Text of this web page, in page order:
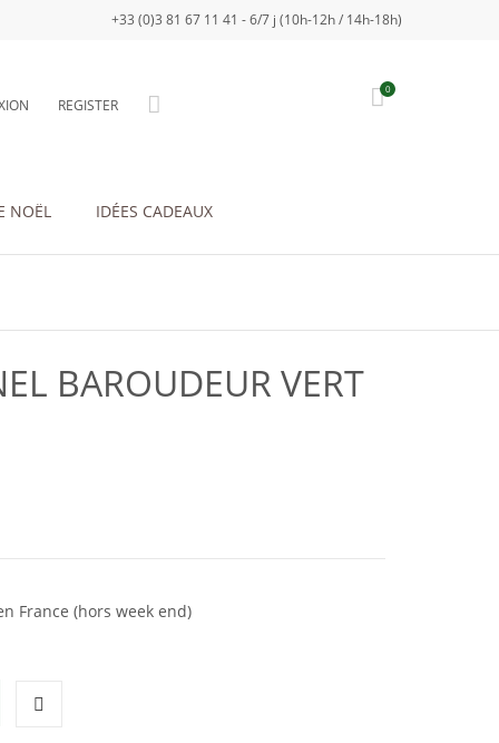
+33 (0)3 81 67 11 41 - 6/7 j (10h-12h / 14h-18h)
REGISTER
0
NOËL IDÉES CADEAUX
BAROUDEUR VERT
France (hors week end)